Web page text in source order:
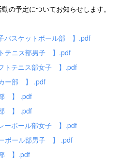
の予定についてお知らせします。
バスケットボール部 】.pdf
テニス部男子 】.pdf
トテニス部女子 】.pdf
ー部 】 .pdf
】 .pdf
】 .pdf
ーボール部女子 】.pdf
ボール部男子 】 .pdf
】.pdf